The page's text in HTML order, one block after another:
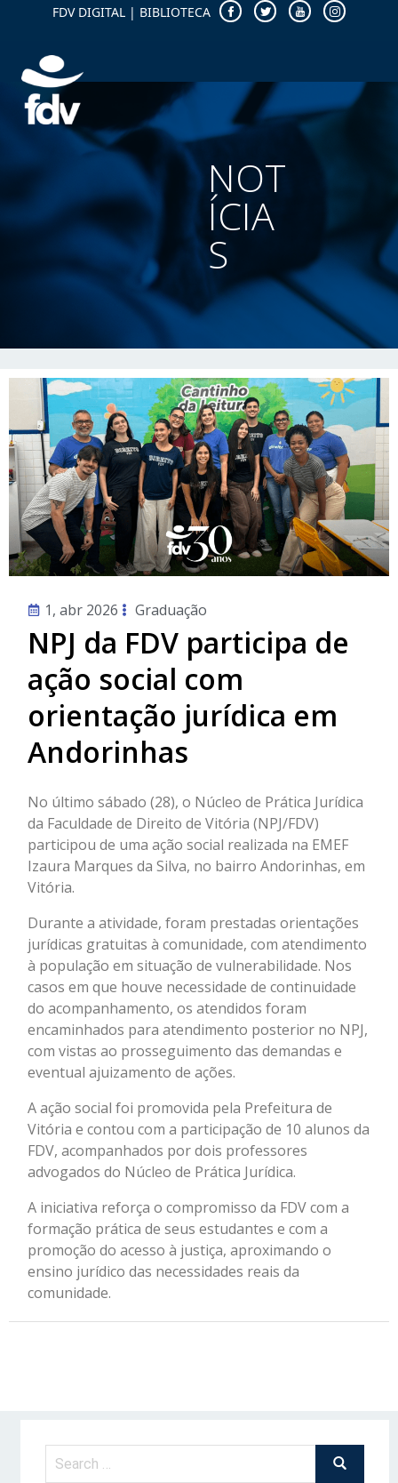
FDV DIGITAL | BIBLIOTECA
NOT
ÍCIA
S
1, abr 2026 Graduação
NPJ da FDV participa de
ação social com
orientação jurídica em
Andorinhas
No último sábado (28), o Núcleo de Prática Jurídica
da Faculdade de Direito de Vitória (NPJ/FDV)
participou de uma ação social realizada na EMEF
Izaura Marques da Silva, no bairro Andorinhas, em
Vitória.
Durante a atividade, foram prestadas orientações
jurídicas gratuitas à comunidade, com atendimento
à população em situação de vulnerabilidade. Nos
casos em que houve necessidade de continuidade
do acompanhamento, os atendidos foram
encaminhados para atendimento posterior no NPJ,
com vistas ao prosseguimento das demandas e
eventual ajuizamento de ações.
A ação social foi promovida pela Prefeitura de
Vitória e contou com a participação de 10 alunos da
FDV, acompanhados por dois professores
advogados do Núcleo de Prática Jurídica.
A iniciativa reforça o compromisso da FDV com a
formação prática de seus estudantes e com a
promoção do acesso à justiça, aproximando o
ensino jurídico das necessidades reais da
comunidade.